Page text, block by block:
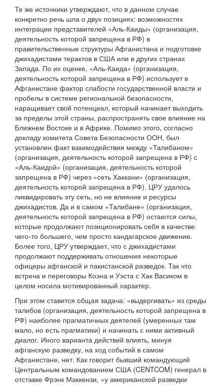
Те же источники утверждают, что в данном случае
конкретно речь шла о двух позициях: возможностях
интеграции представителей «Аль-Каиды» (организация,
деятельность которой запрещена в РФ) в
правительственные структуры Афганистана и подготовке
джихадистами терактов в США или в других странах
Запада. По их оценке, «Аль-Каида» (организация,
деятельность которой запрещена в РФ) использует в
Афганистане фактор слабости государственной власти и
пробелы в системе региональной безопасности,
наращивает свой потенциал, который начинает выходить
за пределы этой страны, распространять свое влияние на
Ближнем Востоке и в Африке. Помимо этого, согласно
докладу комитета Совета Безопасности ООН, был
установлен факт взаимодействия между «Талибаном»
(организация, деятельность которой запрещена в РФ) с
«Аль-Каидой» (организация, деятельность которой
запрещена в РФ) через «сеть Хаккани» (организация,
деятельность которой запрещена в РФ). ЦРУ удалось
ликвидировать эту сеть, но не влияние и ресурсы
джихадистов. Да и в самом «Талибане» (организация,
деятельность которой запрещена в РФ) остаются силы,
которые продолжают позиционировать себя в качестве
чего-то большего, чем просто кандагарское движение.
Более того, ЦРУ утверждает, что с джихадистами
продолжают поддерживать отношения некоторые
офицеры афганской и пакистанской разведок. Так что
встреча и переговоры Коэна и Уэста с Хак Васиком в
целом носила мотивированный характер.
При этом ставится общая задача: «выдергивать» из среды
талибов (организация, деятельность которой запрещена в
РФ) наиболее прагматичных деятелей (умеренных там
мало, но есть прагматики) и начинать с ними активный
диалог. Иного варианта действий влиять, минуя
афганскую разведку, на ход событий в самом
Афганистане, нет. Как говорит бывший командующий
Центральным командованием США (CENTCOM) генерал в
отставке Фрэнк Маккензи, «у американской разведки